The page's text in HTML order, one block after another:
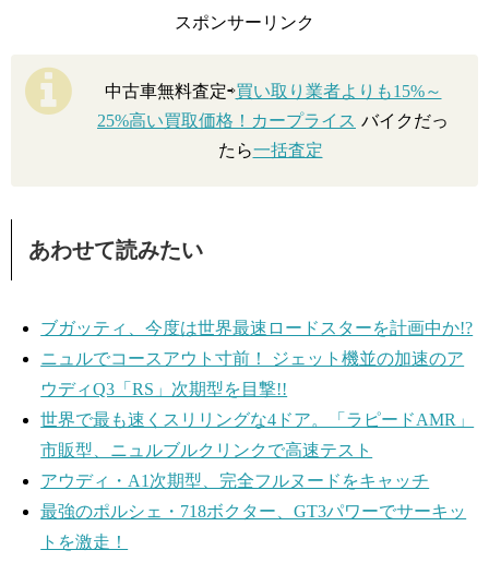
スポンサーリンク
中古車無料査定⇨買い取り業者よりも15%～
25%高い買取価格！カープライス バイクだっ
たら一括査定
あわせて読みたい
ブガッティ、今度は世界最速ロードスターを計画中か!?
ニュルでコースアウト寸前！ ジェット機並の加速のア
ウディQ3「RS」次期型を目撃!!
世界で最も速くスリリングな4ドア。「ラピードAMR」
市販型、ニュルブルクリンクで高速テスト
アウディ・A1次期型、完全フルヌードをキャッチ
最強のポルシェ・718ボクター、GT3パワーでサーキッ
トを激走！